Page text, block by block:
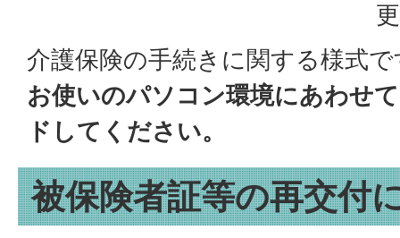
介護保険の手続きに関する様式で
お使いのパソコン環境にあわせ
ドしてください。
被保険者証等の再交付